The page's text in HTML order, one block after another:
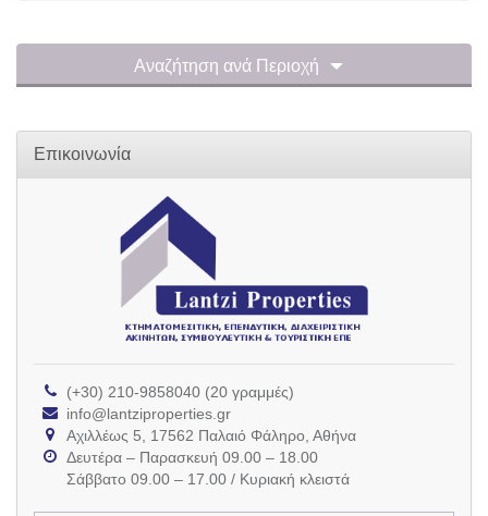
Αναζήτηση ανά Περιοχή
Επικοινωνία
(+30) 210-9858040 (20 γραμμές)
info@lantziproperties.gr
Αχιλλέως 5, 17562 Παλαιό Φάληρο, Αθήνα
Δευτέρα – Παρασκευή 09.00 – 18.00
Σάββατο 09.00 – 17.00 / Κυριακή κλειστά